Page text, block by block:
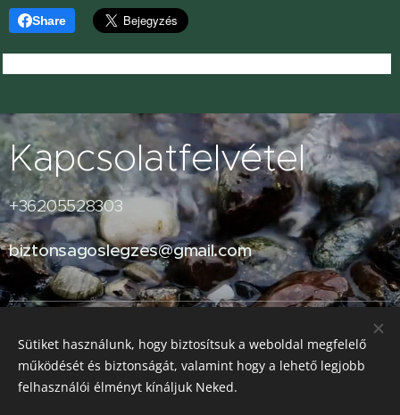
Share
Kapcsolatfelvétel
+36205528303
biztonsagoslegzes@gmail.com
Minden jog fenntartva.
Adatkezelési tájékoztató
Impresszum
Sütiket használunk, hogy biztosítsuk a weboldal megfelelő
működését és biztonságát, valamint hogy a lehető legjobb
felhasználói élményt kínáljuk Neked.